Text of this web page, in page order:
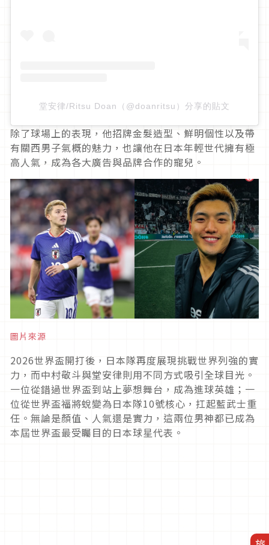
堂安律/Ritsu Doan（@doanritsu）分享的貼文
除了球場上的表現，他招牌金髮造型、鮮明個性以及帶
有關西男子氣概的魅力，也讓他在日本年輕世代擁有極
高人氣，成為各大廣告與品牌合作的寵兒。
圖片來源
2026世界盃開打後，日本隊再度展現挑戰世界列強的實
力，而中村敬斗與堂安律則用不同方式吸引全球目光。
一位從錯過世界盃到站上夢想舞台，成為進球英雄；一
位從世界盃福將蛻變為日本隊10號核心，扛起藍武士重
任。無論是顏值、人氣還是實力，這兩位男神都已成為
本屆世界盃最受矚目的日本球星代表。